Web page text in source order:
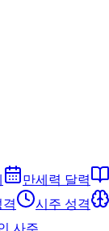
만세력 달력
격 시주 성격
사주